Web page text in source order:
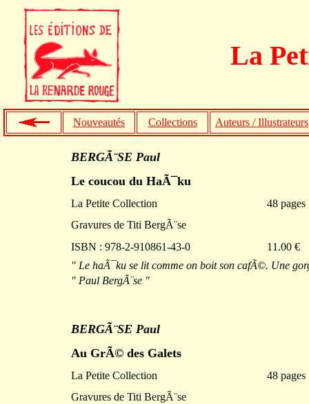
La
Nouveautés Collections Auteurs / Illustrateurs
BERGÃ¨SE Paul
Le coucou du HaÃ¯ku
La Petite Collection
48 pages
Gravures de Titi BergÃ¨se
ISBN : 978-2-910861-43-0
11.00 €
" Le haÃ¯ku se lit comme on boit son cafÃ©. Une
" Paul BergÃ¨se "
BERGÃ¨SE Paul
Au GrÃ© des Galets
La Petite Collection
48 pages
Gravures de Titi BergÃ¨se